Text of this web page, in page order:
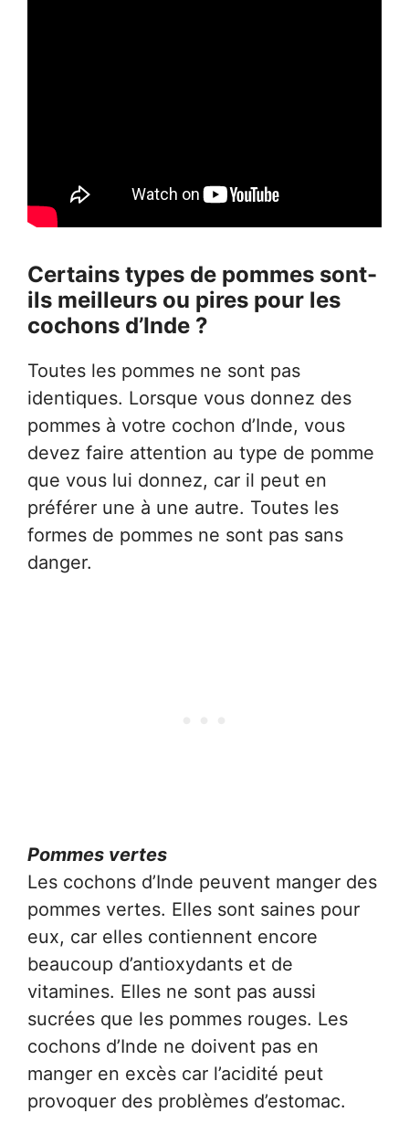
Certains types de pommes sont-
ils meilleurs ou pires pour les
cochons d’Inde ?
Toutes les pommes ne sont pas
identiques. Lorsque vous donnez des
pommes à votre cochon d’Inde, vous
devez faire attention au type de pomme
que vous lui donnez, car il peut en
préférer une à une autre. Toutes les
formes de pommes ne sont pas sans
danger.
Pommes vertes
Les cochons d’Inde peuvent manger des
pommes vertes. Elles sont saines pour
eux, car elles contiennent encore
beaucoup d’antioxydants et de
vitamines. Elles ne sont pas aussi
sucrées que les pommes rouges. Les
cochons d’Inde ne doivent pas en
manger en excès car l’acidité peut
provoquer des problèmes d’estomac.